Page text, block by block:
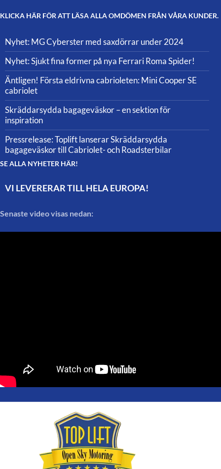
KLICKA HÄR FÖR ATT LÄSA ALLA OMDÖMEN FRÅN VÅRA KUNDER.
Nyhet: MG Cyberster med saxdörrar under 2024
Nyhet: Sjukt fina former på nya Ferrari Roma Spider!
Äntligen! Första eldrivna cabrioleten: Mini Cooper SE
cabriolet
Skräddarsydda bagageväskor – en sektion för
inspiration
Pressrelease: Toplift lanserar Skräddarsydda
bagageväskor till Cabriolet- och Roadsterbilar
SE ALLA NYHETER HÄR!
VI LEVERERAR TILL HELA EUROPA!
Senaste video visas nedan: